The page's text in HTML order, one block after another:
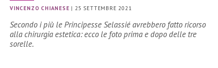
VINCENZO CHIANESE |25 SETTEMBRE 2021
Secondo i più le Principesse Selassié avrebbero fatto ricorso
alla chirurgia estetica: ecco le foto prima e dopo delle tre
sorelle.